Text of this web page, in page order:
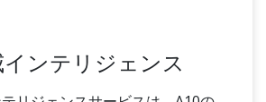
インテリジェンス